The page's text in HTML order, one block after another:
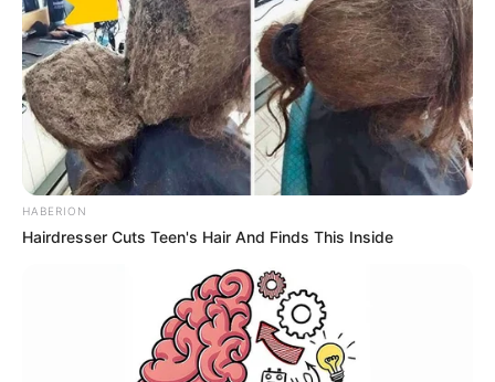
Categories
Gujarat 3,834
India 2,164
News 1,078
Astrology
HABERION
Hairdresser Cuts Teen's Hair And Finds This Inside